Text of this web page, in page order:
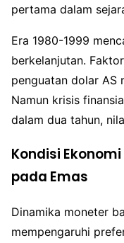
pertama dalam
Era 1980-1999
berkelanjutan.
penguatan dolar AS
Namun krisis
dalam dua tahun,
Kondisi
pada Emas
Dinamika moneter
mempengaruhi